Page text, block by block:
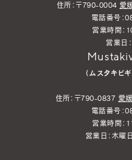
住所：〒790-0004 愛
電話番号：
営業時間
営業日
（ムスタキビ
住所：〒790-0837 愛
電話番号：
営業時間
営業日：木曜